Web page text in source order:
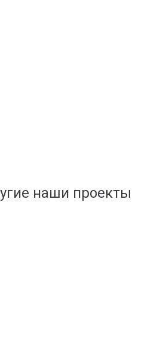
наши проекты